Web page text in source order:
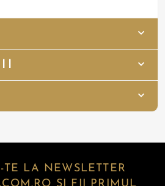
LA NEWSLETTER